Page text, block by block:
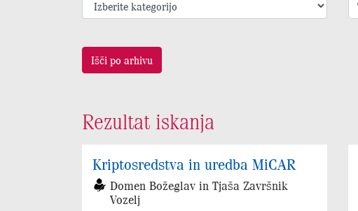
Išči po arhivu
Rezultat iskanja
Kriptosredstva in uredba MiCAR
Domen Božeglav in Tjaša Završnik
Vozelj